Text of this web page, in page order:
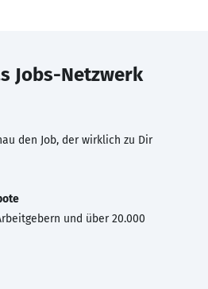
Jobs-Netzwerk
den Job, der wirklich zu Dir
und über 20.000